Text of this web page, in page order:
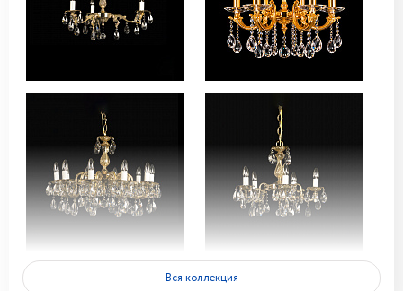
Вся коллекция